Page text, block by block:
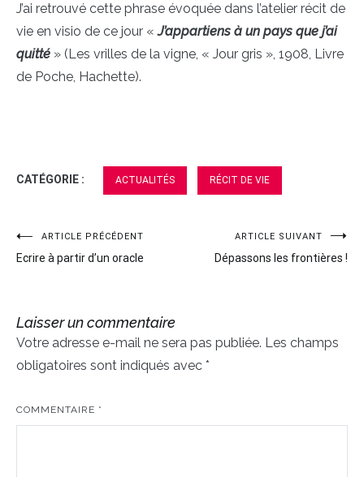
J’ai retrouvé cette phrase évoquée dans l’atelier récit de
vie en visio de ce jour «J’appartiens à un pays que j’ai
quitté » (Les vrilles de la vigne, « Jour gris », 1908, Livre
de Poche, Hachette).
CATÉGORIE : ACTUALITÉS RÉCIT DE VIE
Navigation
ARTICLE PRÉCÉDENT
Ecrire à partir d’un oracle
ARTICLE SUIVANT
Dépassons les frontières !
Laisser un commentaire
Votre adresse e-mail ne sera pas publiée. Les champs
obligatoires sont indiqués avec *
COMMENTAIRE *